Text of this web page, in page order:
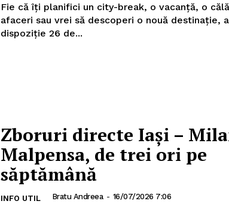
Fie că îți planifici un city-break, o vacanță, o
afaceri sau vrei să descoperi o nouă destinație,
dispoziție 26 de...
Zboruri directe Iași –
Malpensa, de trei ori pe
săptămână
INFO UTIL Bratu Andreea - 16/07/2026 7:06